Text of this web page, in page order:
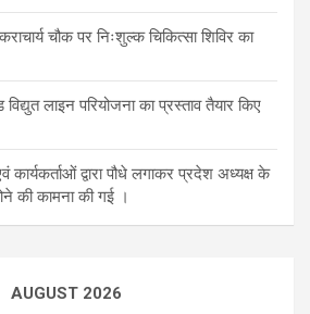
चौक पर निःशुल्क चिकित्सा शिविर का
लाइन परियोजना का प्रस्ताव तैयार किए
एवं कार्यकर्ताओं द्वारा पौधे लगाकर प्रदेश अध्यक्ष के
की कामना की गई ।
AUGUST 2026